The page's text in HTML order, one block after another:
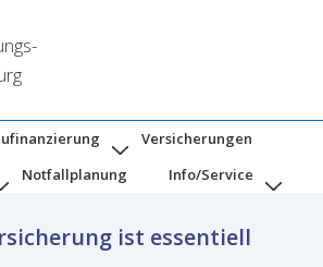
Versicherungen
Notfallplanung Info/Service
ist essentiell